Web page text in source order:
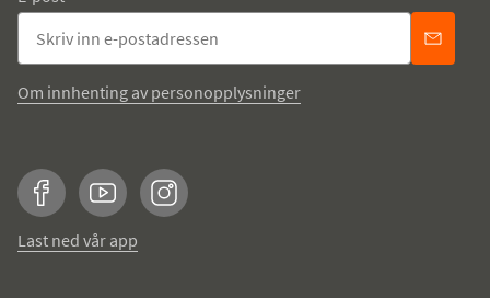
Om innhenting av personopplysninger
FacebookYouTubeInstagram
Last ned vår app